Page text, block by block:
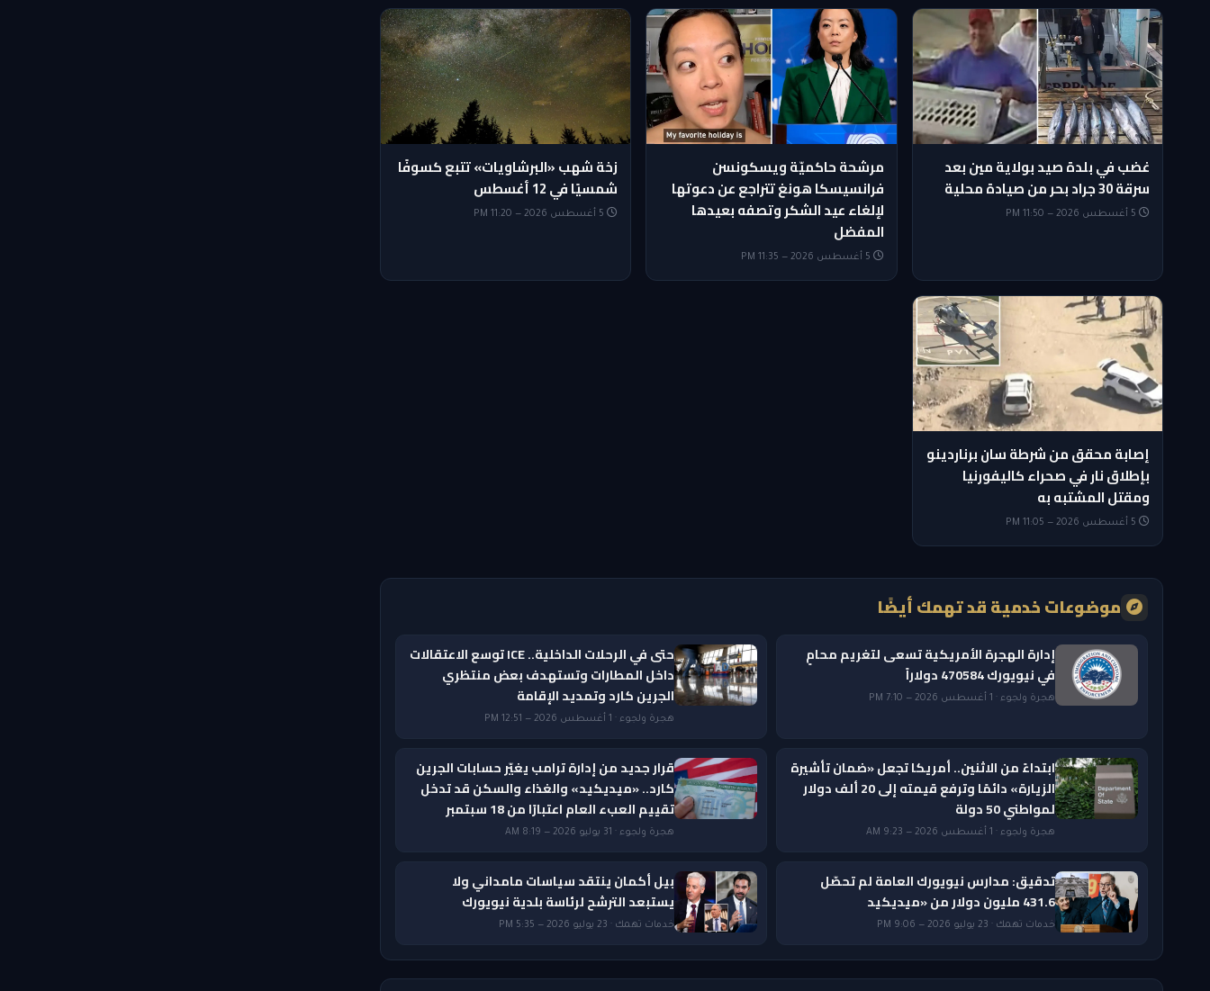
غضب في بلدة صيد بولاية مين بعد
سرقة 30 جراد بحر من صيادة محلية
مرشحة حاكميّة ويسكونسن
فرانسيسكا هونغ تتراجع عن دعوتها
لإلغاء عيد الشكر وتصفه بعيدها
المفضل
زخة شهب «البرشاويات» تتبع كسوفًا
شمسيًا في 12 أغسطس
5 أغسطس 2026 — 11:20 PM
إصابة محقق من شرطة سان برناردينو
بإطلاق نار في صحراء كاليفورنيا
ومقتل المشتبه به
موضوعات خدمية قد تهمك أيضًا
إدارة الهجرة الأمريكية تسعى لتغريم محامٍ
في نيويورك 470584 دولاراً
هجرة ولجوء · 1 أغسطس 2026 — 7:10 PM
حتى في الرحلات الداخلية.. ICE توسع الاعتقالات
داخل المطارات وتستهدف بعض منتظري
الجرين كارد وتمديد الإقامة
هجرة ولجوء · 1 أغسطس 2026 — 12:51 PM
ابتداءً من الاثنين.. أمريكا تجعل «ضمان تأشيرة
الزيارة» دائمًا وترفع قيمته إلى 20 ألف دولار
لمواطني 50 دولة
هجرة ولجوء · 1 أغسطس 2026 — 9:23 AM
قرار جديد من إدارة ترامب يغيّر حسابات الجرين
كارد.. «ميديكيد» والغذاء والسكن قد تدخل
تقييم العبء العام اعتبارًا من 18 سبتمبر
هجرة ولجوء · 31 يوليو 2026 — 8:19 AM
تدقيق: مدارس نيويورك العامة لم تحصّل
431.6 مليون دولار من «ميديكيد
خدمات تهمك · 23 يوليو 2026 — 9:06 PM
بيل أكمان ينتقد سياسات مامداني ولا
يستبعد الترشح لرئاسة بلدية نيويورك
خدمات تهمك · 23 يوليو 2026 — 5:35 PM